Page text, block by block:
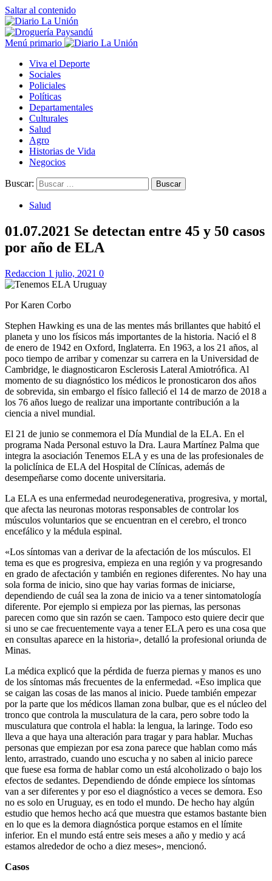
Saltar al contenido
Menú primario
Viva el Deporte
Sociales
Policiales
Políticas
Departamentales
Culturales
Salud
Agro
Historias de Vida
Negocios
Buscar:
Salud
01.07.2021 Se detectan entre 45 y 50 casos
por año de ELA
Redaccion 1 julio, 2021 0
Por Karen Corbo
Stephen Hawking es una de las mentes más brillantes que habitó el
planeta y uno los físicos más importantes de la historia. Nació el 8
de enero de 1942 en Oxford, Inglaterra. En 1963, a los 21 años, al
poco tiempo de arribar y comenzar su carrera en la Universidad de
Cambridge, le diagnosticaron Esclerosis Lateral Amiotrófica. Al
momento de su diagnóstico los médicos le pronosticaron dos años
de sobrevida, sin embargo el físico falleció el 14 de marzo de 2018 a
los 76 años luego de realizar una importante contribución a la
ciencia a nivel mundial.
El 21 de junio se conmemora el Día Mundial de la ELA. En el
programa Nada Personal estuvo la Dra. Laura Martínez Palma que
integra la asociación Tenemos ELA y es una de las profesionales de
la policlínica de ELA del Hospital de Clínicas, además de
desempeñarse como docente universitaria.
La ELA es una enfermedad neurodegenerativa, progresiva, y mortal,
que afecta las neuronas motoras responsables de controlar los
músculos voluntarios que se encuentran en el cerebro, el tronco
encefálico y la médula espinal.
«Los síntomas van a derivar de la afectación de los músculos. El
tema es que es progresiva, empieza en una región y va progresando
en grado de afectación y también en regiones diferentes. No hay una
sola forma de inicio, sino que hay varias formas de iniciarse,
dependiendo de cuál sea la zona de inicio va a tener sintomatología
diferente. Por ejemplo si empieza por las piernas, las personas
parecen como que sin razón se caen. Tampoco esto quiere decir que
si uno se cae frecuentemente vaya a tener ELA pero es una cosa que
en consultas aparece en la historia», detalló la profesional oriunda de
Minas.
La médica explicó que la pérdida de fuerza piernas y manos es uno
de los síntomas más frecuentes de la enfermedad. «Eso implica que
se caigan las cosas de las manos al inicio. Puede también empezar
por la parte que los médicos llaman zona bulbar, que es el núcleo del
tronco que controla la musculatura de la cara, pero sobre todo la
musculatura que controla el habla: la lengua, la laringe. Todo eso
lleva a que haya una alteración para tragar y para hablar. Muchas
personas que empiezan por esa zona parece que hablan como más
lento, arrastrado, cuando uno escucha y no saben al inicio parece
que fuese esa forma de hablar como un está alcoholizado o bajo los
efectos de sedantes. Dependiendo de dónde empiece los síntomas
van a ser diferentes y por eso el diagnóstico a veces se demora. Eso
no es solo en Uruguay, es en todo el mundo. De hecho hay algún
estudio que hemos hecho acá que muestra que estamos bastante bien
en lo que es la demora diagnóstica porque estamos en el límite
inferior. En el mundo está entre seis meses a año y medio y acá
estamos alrededor de ocho a diez meses», mencionó.
Casos